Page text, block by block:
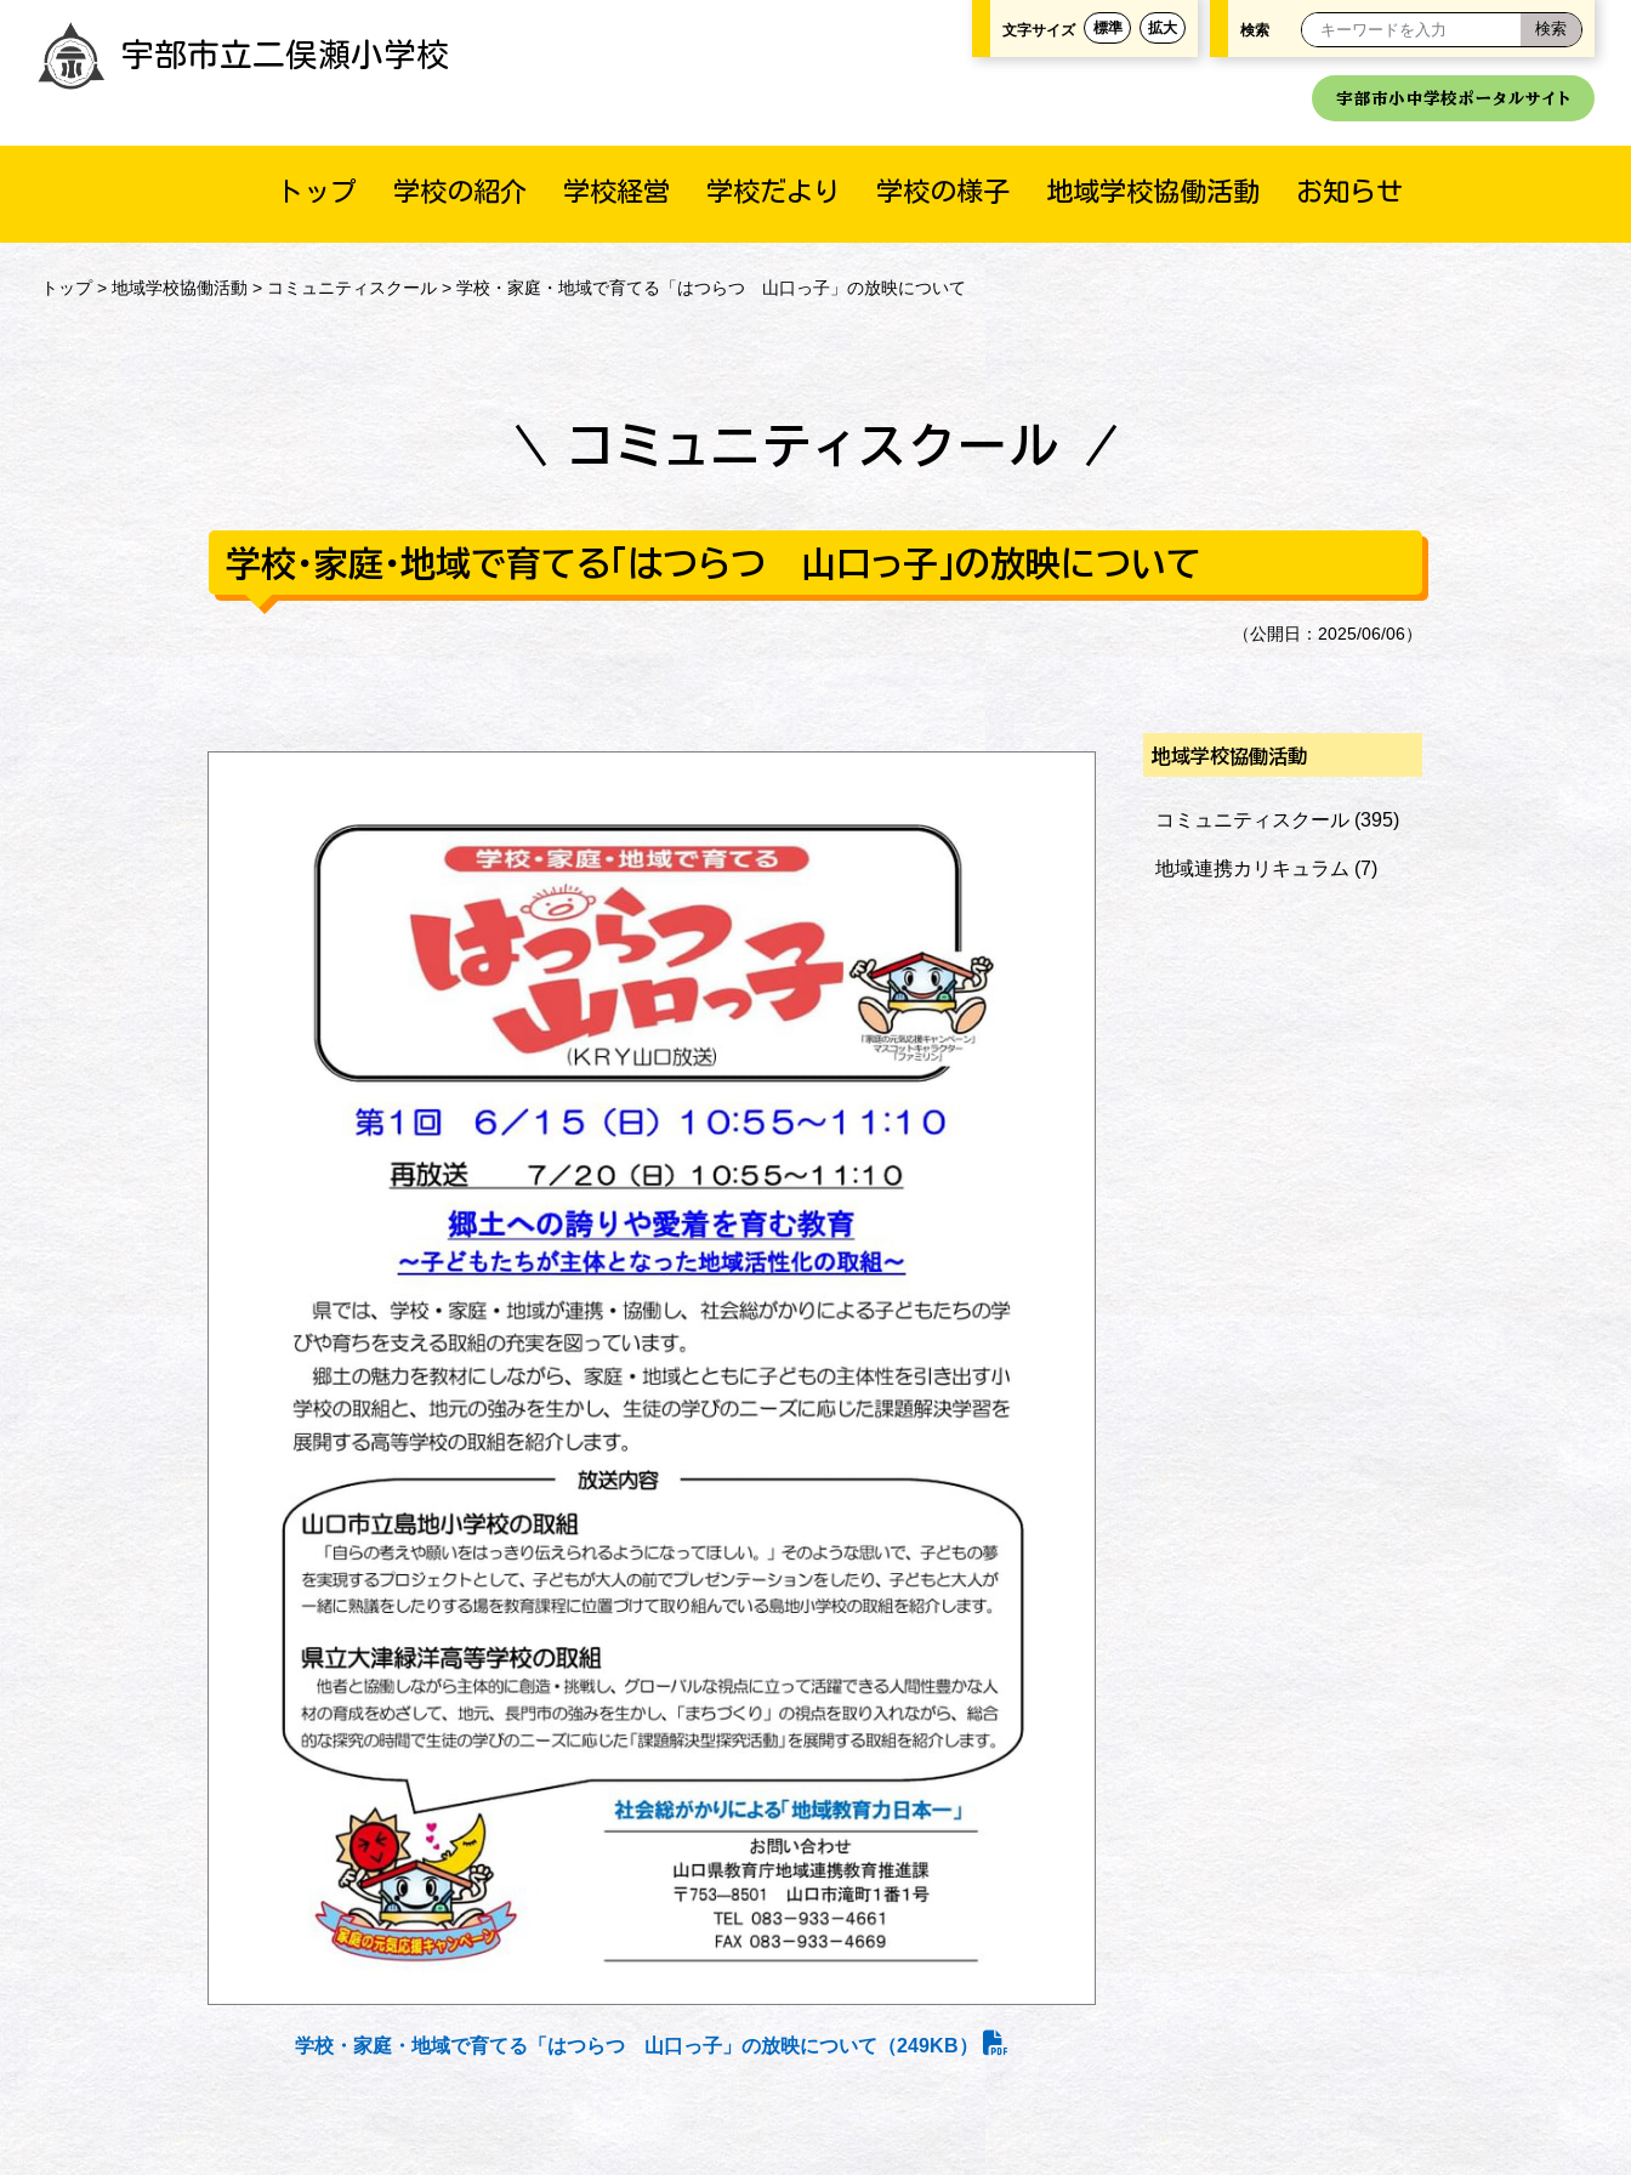
宇部市立二俣瀬小学校
文字サイズ 標準 拡大 検索
宇部市小中学校ポータルサイト
トップ 学校の紹介 学校経営 学校だより 学校の様子 地域学校協働活動 お知らせ
トップ> 地域学校協働活動 > コミュニティスクール> 学校・家庭・地域で育てる「はつらつ 山口っ子」の放映について
コミュニティスクール
学校・家庭・地域で育てる「はつらつ 山口っ子」の放映について
（公開日：2025/06/06）
学校・家庭・地域で育てる「はつらつ 山口っ子」の放映について（249KB）
地域学校協働活動
コミュニティスクール (395)
地域連携カリキュラム (7)